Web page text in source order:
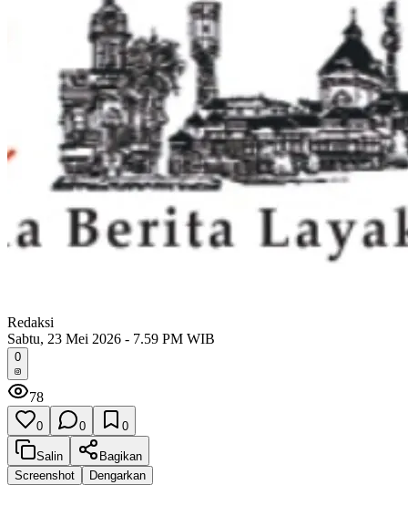
Redaksi
Sabtu, 23 Mei 2026 - 7.59 PM WIB
0
78
0 0 0
Salin
Bagikan
Screenshot
Dengarkan